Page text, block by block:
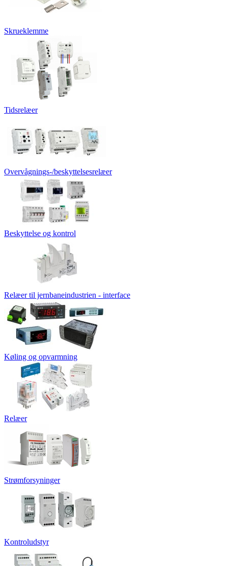
Skrueklemme
Tidsrelæer
Overvågnings-/beskyttelsesrelæer
Beskyttelse og kontrol
Relæer til jernbaneindustrien - interface
Køling og opvarmning
Relæer
Strømforsyninger
Kontroludstyr